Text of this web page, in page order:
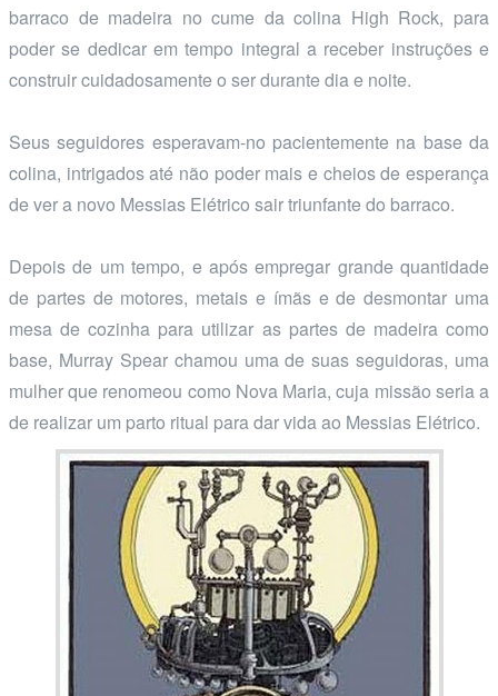
barraco de madeira no cume da colina High Rock, para
poder se dedicar em tempo integral a receber instruções e
construir cuidadosamente o ser durante dia e noite.
Seus seguidores esperavam-no pacientemente na base da
colina, intrigados até não poder mais e cheios de esperança
de ver a novo Messias Elétrico sair triunfante do barraco.
Depois de um tempo, e após empregar grande quantidade
de partes de motores, metais e ímãs e de desmontar uma
mesa de cozinha para utilizar as partes de madeira como
base, Murray Spear chamou uma de suas seguidoras, uma
mulher que renomeou como Nova Maria, cuja missão seria a
de realizar um parto ritual para dar vida ao Messias Elétrico.